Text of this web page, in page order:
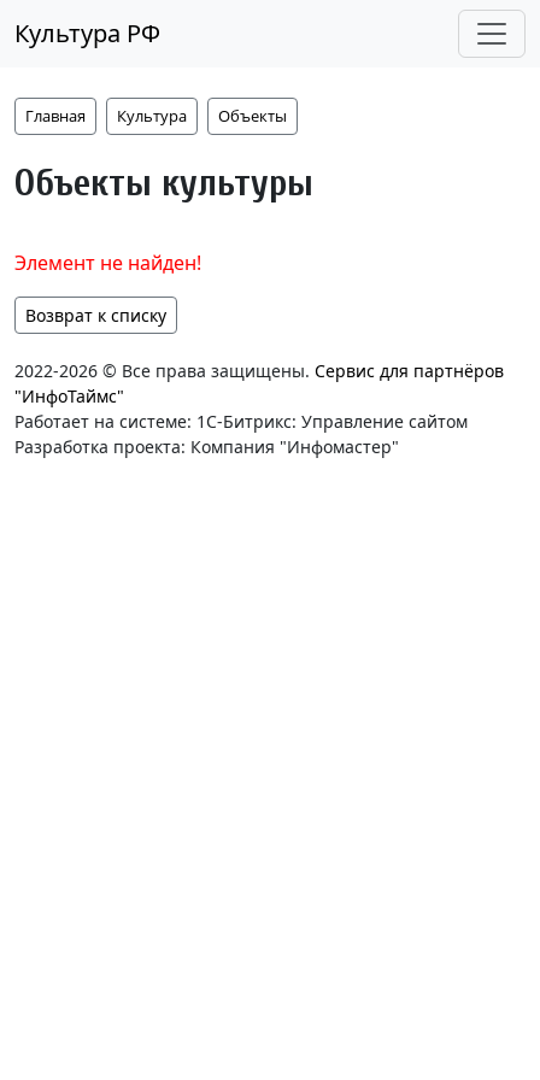
Культура РФ
Главная Культура Объекты
Объекты культуры
Элемент не найден!
Возврат к списку
2022-2026 © Все права защищены. Сервис для партнёров
"ИнфоТаймс"
Работает на системе: 1С-Битрикс: Управление сайтом
Разработка проекта: Компания "Инфомастер"